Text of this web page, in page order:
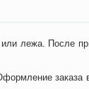
лежа. После